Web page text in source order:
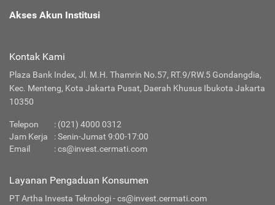
Akses Akun Institusi
Kontak Kami
Plaza Bank Index, Jl. M.H. Thamrin No.57, RT.9/RW.5 Gondangdia,
Kec. Menteng, Kota Jakarta Pusat, Daerah Khusus Ibukota Jakarta
10350
Telepon
: (021) 4000 0312
Jam Kerja
: Senin-Jumat 9:00-17:00
Email
:cs@invest.cermati.com
Layanan Pengaduan Konsumen
PT Artha Investa Teknologi -cs@invest.cermati.com